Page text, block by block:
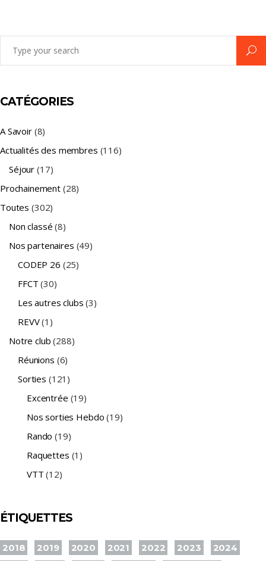
CATÉGORIES
A Savoir(8)
Actualités des membres (116)
Séjour (17)
Prochainement (28)
Toutes (302)
Non classé (8)
Nos partenaires (49)
CODEP 26 (25)
FFCT (30)
Les autres clubs (3)
REVV(1)
Notre club (288)
Réunions (6)
Sorties (121)
Excentrée (19)
Nos sorties Hebdo (19)
Rando (19)
Raquettes (1)
VTT (12)
ÉTIQUETTES
2018 2019 2020 2021 2022 2023
2024